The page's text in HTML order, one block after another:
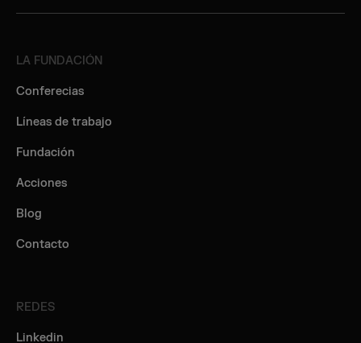
LA FUNDACIÓN
Conferecias
Líneas de trabajo
Fundación
Acciones
Blog
Contacto
REDES
Linkedin